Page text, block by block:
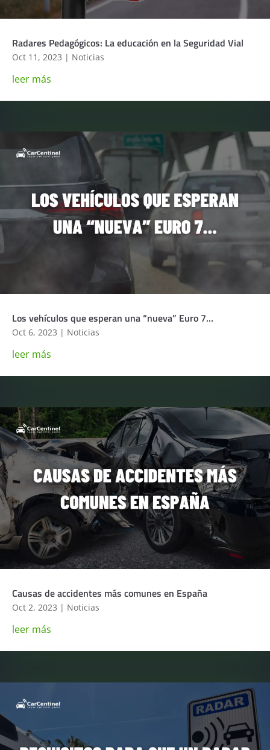
Radares Pedagógicos: La educación en la Seguridad Vial
Oct 11, 2023 | Noticias
leer más
Los vehículos que esperan una “nueva” Euro 7…
Oct 6, 2023 | Noticias
leer más
Causas de accidentes más comunes en España
Oct 2, 2023 | Noticias
leer más